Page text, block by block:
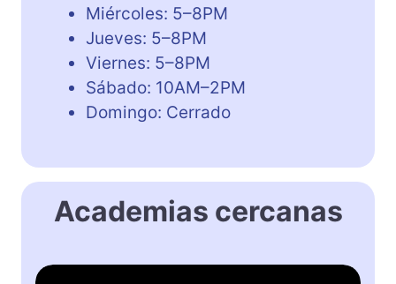
Miércoles: 5–8PM
Jueves: 5–8PM
Viernes: 5–8PM
Sábado: 10AM–2PM
Domingo: Cerrado
Academias cercanas
M